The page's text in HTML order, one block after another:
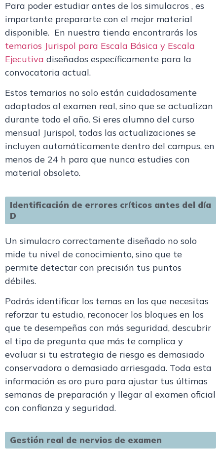
Para poder estudiar antes de los simulacros , es
importante prepararte con el mejor material
disponible. En nuestra tienda encontrarás los
temarios Jurispol para Escala Básica y Escala
Ejecutiva diseñados específicamente para la
convocatoria actual.
Estos temarios no solo están cuidadosamente
adaptados al examen real, sino que se actualizan
durante todo el año. Si eres alumno del curso
mensual Jurispol, todas las actualizaciones se
incluyen automáticamente dentro del campus, en
menos de 24 h para que nunca estudies con
material obsoleto.
Identificación de errores críticos antes del día
D
Un simulacro correctamente diseñado no solo
mide tu nivel de conocimiento, sino que te
permite detectar con precisión tus puntos
débiles.
Podrás identificar los temas en los que necesitas
reforzar tu estudio, reconocer los bloques en los
que te desempeñas con más seguridad, descubrir
el tipo de pregunta que más te complica y
evaluar si tu estrategia de riesgo es demasiado
conservadora o demasiado arriesgada. Toda esta
información es oro puro para ajustar tus últimas
semanas de preparación y llegar al examen oficial
con confianza y seguridad.
Gestión real de nervios de examen